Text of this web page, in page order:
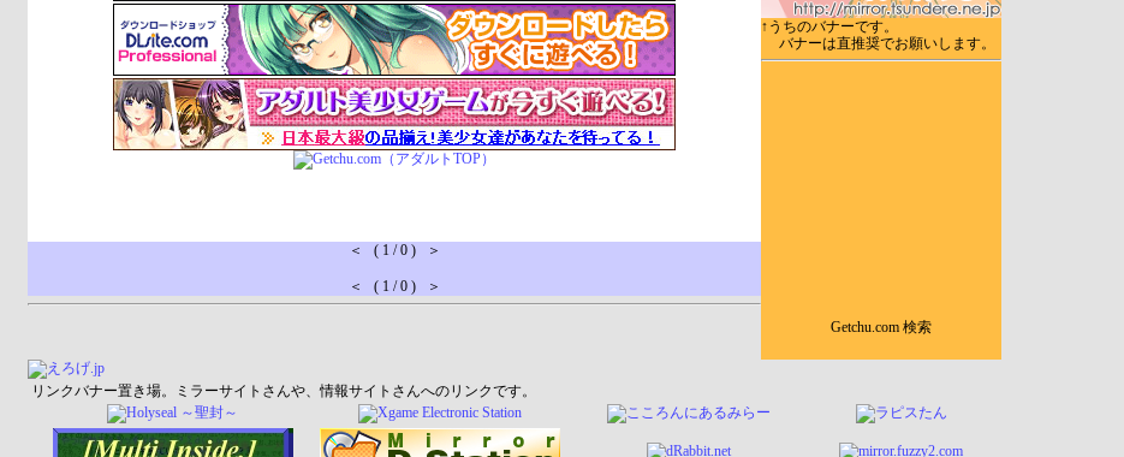
↑うちのバナーです。
バナーは直推奨でお願いします。
Getchu.com 検索
＜ ( 1 / 0 ) ＞
＜ ( 1 / 0 ) ＞
リンクバナー置き場。ミラーサイトさんや、情報サイトさんへのリンクです。